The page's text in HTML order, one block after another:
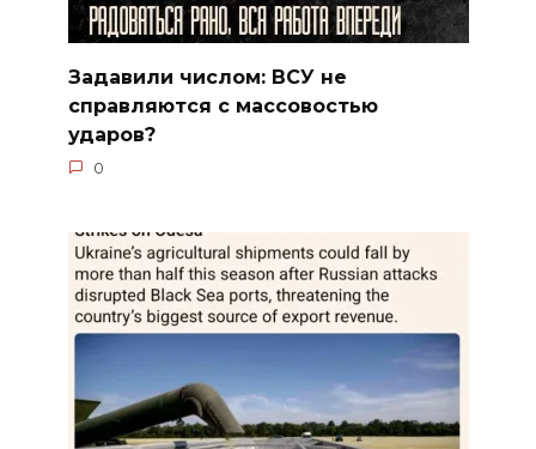
Задавили числом: ВСУ не
справляются с массовостью
ударов?
0